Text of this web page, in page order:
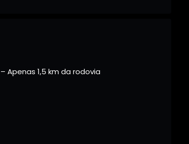
Apenas 1,5 km da rodovia